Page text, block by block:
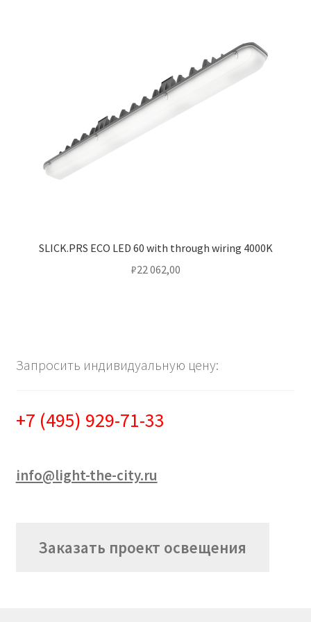
SLICK.PRS ECO LED 60 with through wiring 4000K
₽22 062,00
Запросить индивидуальную цену:
+7 (495) 929-71-33
info@light-the-city.ru
Заказать проект освещения